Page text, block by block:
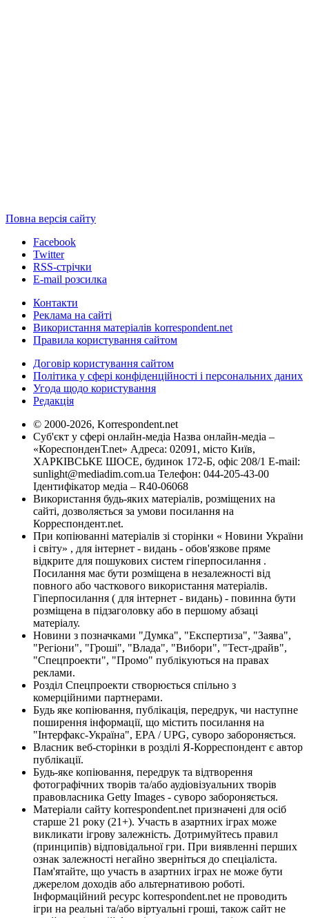
Повна версія сайту
Facebook
Twitter
RSS-стрічки
E-mail розсилка
Контакти
Реклама на сайті
Використання матеріалів korrespondent.net
Правила користування сайтом
Договір користування сайтом
Політика у сфері конфіденційності і персональних даних
Угода щодо користування
Редакція
© 2000-2026, Korrespondent.net
Суб'єкт у сфері онлайн-медіа Назва онлайн-медіа –
«КореспонденТ.net» Адреса: 02091, місто Київ,
ХАРКІВСЬКЕ ШОСЕ, будинок 172-Б, офіс 208/1 E-mail:
sunlight@mediadim.com.ua Телефон: 044-205-43-00
Ідентифікатор медіа – R40-06068
Використання будь-яких матеріалів, розміщених на
сайті, дозволяється за умови посилання на
Корреспондент.net.
При копіюванні матеріалів зі сторінки « Новини України
і світу» , для інтернет - видань - обов'язкове пряме
відкрите для пошукових систем гіперпосилання .
Посилання має бути розміщена в незалежності від
повного або часткового використання матеріалів.
Гіперпосилання ( для інтернет - видань) - повинна бути
розміщена в підзаголовку або в першому абзаці
матеріалу.
Новини з позначками "Думка", "Експертиза", "Заява",
"Регіони", "Гроші", "Влада", "Вибори", "Тест-драйв",
"Спецпроекти", "Промо" публікуються на правах
реклами.
Розділ Спецпроекти створюється спільно з
комерційними партнерами.
Будь яке копіювання, публікація, передрук, чи наступне
поширення інформації, що містить посилання на
"Інтерфакс-Україна", EPA / UPG, суворо забороняється.
Власник веб-сторінки в розділі Я-Корреспондент є автор
публікації.
Будь-яке копіювання, передрук та відтворення
фотографічних творів та/або аудіовізуальних творів
правовласника Getty Images - суворо забороняється.
Матеріали сайту korrespondent.net призначені для осіб
старше 21 року (21+). Участь в азартних іграх може
викликати ігрову залежність. Дотримуйтесь правил
(принципів) відповідальної гри. При виявленні перших
ознак залежності негайно зверніться до спеціаліста.
Пам'ятайте, що участь в азартних іграх не може бути
джерелом доходів або альтернативою роботі.
Інформаційний ресурс korrespondent.net не проводить
ігри на реальні та/або віртуальні гроші, також сайт не